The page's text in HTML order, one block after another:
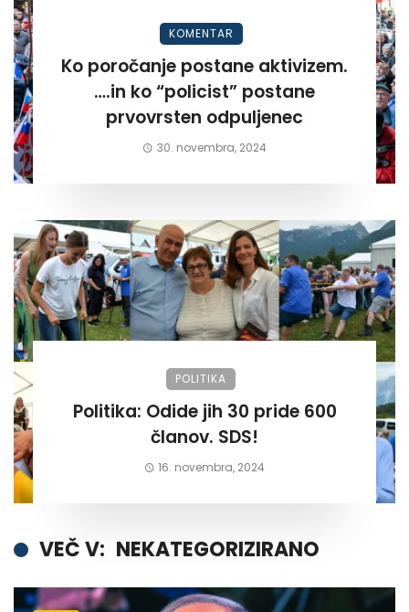
KOMENTAR
Ko poročanje postane aktivizem.
….in ko “policist” postane
prvovrsten odpuljenec
30. novembra, 2024
POLITIKA
Politika: Odide jih 30 pride 600
članov. SDS!
16. novembra, 2024
VEČ V: NEKATEGORIZIRANO